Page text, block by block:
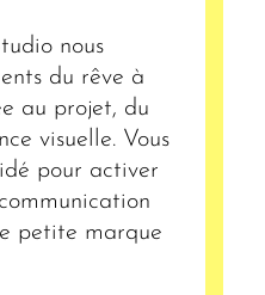
nous
du rêve à
au projet, du
visuelle. Vous
pour activer
petite marque